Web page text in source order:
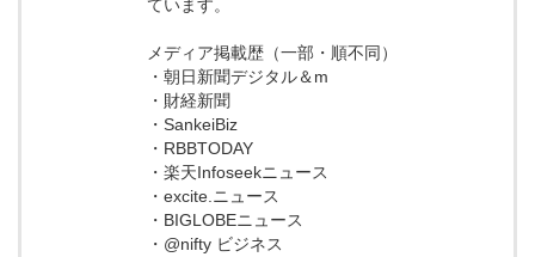
ています。
メディア掲載歴（一部・順不同）
・朝日新聞デジタル＆m
・財経新聞
・SankeiBiz
・RBBTODAY
・楽天Infoseekニュース
・excite.ニュース
・BIGLOBEニュース
・@nifty ビジネス